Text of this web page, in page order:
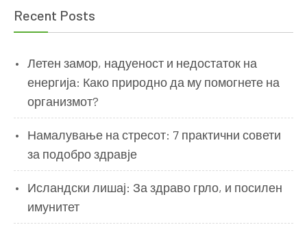
Recent Posts
Летен замор, надуеност и недостаток на
енергија: Како природно да му помогнете на
организмот?
Намалување на стресот: 7 практични совети
за подобро здравје
Исландски лишај: За здраво грло, и посилен
имунитет